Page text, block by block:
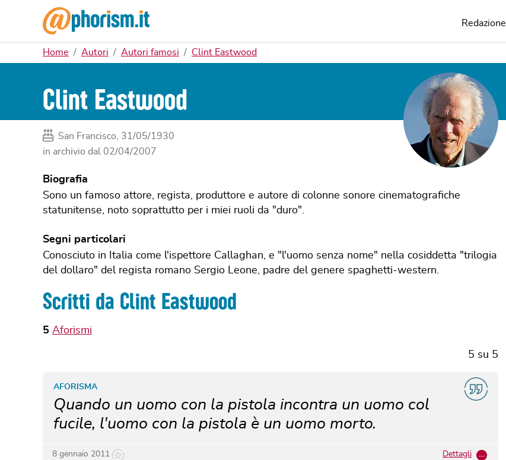
Redazione
Home Autori Autori famosi Clint Eastwood
Clint Eastwood
San Francisco, 31/05/1930
in archivio dal 02/04/2007
Biografia
Sono un famoso attore, regista, produttore e autore di colonne sonore cinematografiche
statunitense, noto soprattutto per i miei ruoli da "duro".
Segni particolari
Conosciuto in Italia come l'ispettore Callaghan, e "l'uomo senza nome" nella cosiddetta "trilogia
del dollaro" del regista romano Sergio Leone, padre del genere spaghetti-western.
Scritti da Clint Eastwood
5 Aforismi
5 su 5
Quando un uomo con la pistola incontra un uomo col
fucile, l'uomo con la pistola è un uomo morto.
AFORISMA
8 gennaio 2011 Dettagli …